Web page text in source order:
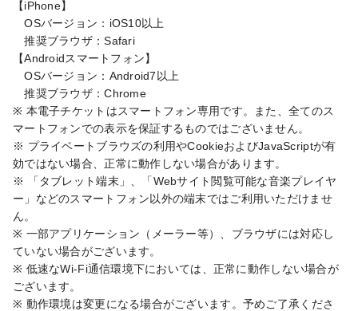
【iPhone】
OSバージョン：iOS10以上
推奨ブラウザ：Safari
【Androidスマートフォン】
OSバージョン：Android7以上
推奨ブラウザ：Chrome
※ 本電子チケットはスマートフォン専用です。また、全てのス
マートフォンでの表示を保証するものではございません。
※ プライベートブラウズの利用やCookieおよびJavaScriptが有
効ではない場合、正常に動作しない場合があります。
※ 「タブレット端末」、「Webサイト閲覧可能な音楽プレイヤ
ー」などのスマートフォン以外の端末ではご利用いただけませ
ん。
※ 一部アプリケーション（メーラー等）、ブラウザには対応し
ていない場合がございます。
※ 低速なWi-Fi通信環境下においては、正常に動作しない場合が
ございます。
※ 動作環境は変更になる場合がございます。予めご了承くださ